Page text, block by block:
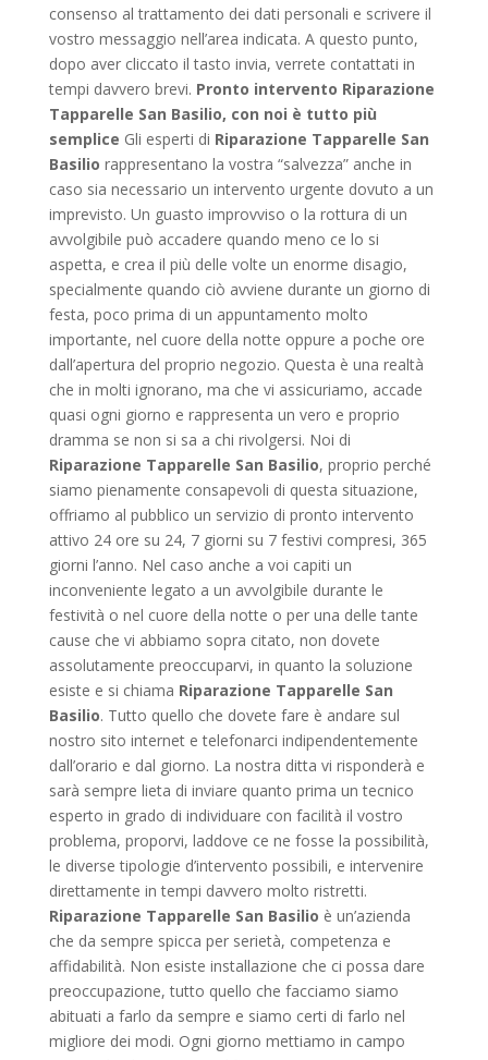
consenso al trattamento dei dati personali e scrivere il
vostro messaggio nell’area indicata. A questo punto,
dopo aver cliccato il tasto invia, verrete contattati in
tempi davvero brevi. Pronto intervento Riparazione
Tapparelle San Basilio, con noi è tutto più
semplice Gli esperti di Riparazione Tapparelle San
Basilio rappresentano la vostra “salvezza” anche in
caso sia necessario un intervento urgente dovuto a un
imprevisto. Un guasto improvviso o la rottura di un
avvolgibile può accadere quando meno ce lo si
aspetta, e crea il più delle volte un enorme disagio,
specialmente quando ciò avviene durante un giorno di
festa, poco prima di un appuntamento molto
importante, nel cuore della notte oppure a poche ore
dall’apertura del proprio negozio. Questa è una realtà
che in molti ignorano, ma che vi assicuriamo, accade
quasi ogni giorno e rappresenta un vero e proprio
dramma se non si sa a chi rivolgersi. Noi di
Riparazione Tapparelle San Basilio, proprio perché
siamo pienamente consapevoli di questa situazione,
offriamo al pubblico un servizio di pronto intervento
attivo 24 ore su 24, 7 giorni su 7 festivi compresi, 365
giorni l’anno. Nel caso anche a voi capiti un
inconveniente legato a un avvolgibile durante le
festività o nel cuore della notte o per una delle tante
cause che vi abbiamo sopra citato, non dovete
assolutamente preoccuparvi, in quanto la soluzione
esiste e si chiama Riparazione Tapparelle San
Basilio. Tutto quello che dovete fare è andare sul
nostro sito internet e telefonarci indipendentemente
dall’orario e dal giorno. La nostra ditta vi risponderà e
sarà sempre lieta di inviare quanto prima un tecnico
esperto in grado di individuare con facilità il vostro
problema, proporvi, laddove ce ne fosse la possibilità,
le diverse tipologie d’intervento possibili, e intervenire
direttamente in tempi davvero molto ristretti.
Riparazione Tapparelle San Basilio è un’azienda
che da sempre spicca per serietà, competenza e
affidabilità. Non esiste installazione che ci possa dare
preoccupazione, tutto quello che facciamo siamo
abituati a farlo da sempre e siamo certi di farlo nel
migliore dei modi. Ogni giorno mettiamo in campo